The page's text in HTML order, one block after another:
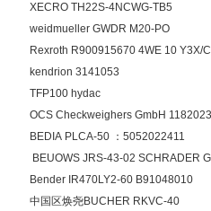
XECRO TH22S-4NCWG-TB5
weidmueller GWDR M20-PO
Rexroth R900915670 4WE 10 Y3X/
kendrion 3141053
TFP100 hydac
OCS Checkweighers GmbH
BEDIA PLCA-50 ：5052022411
BEUOWS JRS-43-02 SCHRADER
Bender IR470LY2-60 B91048010
中国区焕尧BUCHER RKVC-40